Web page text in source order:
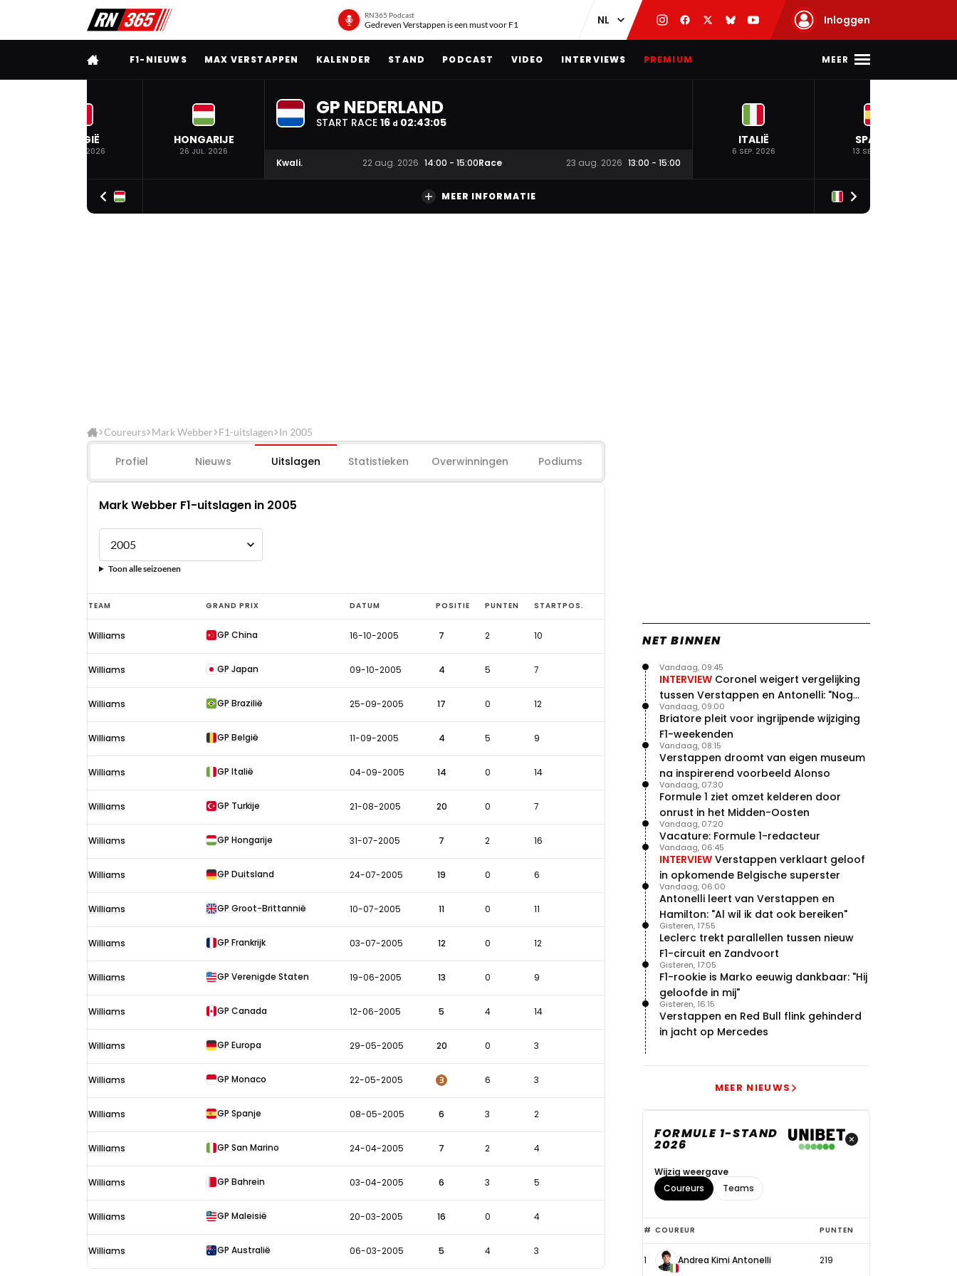
RN365 Podcast
Gedreven Verstappen is een must voor F1 Inloggen
VOLLEDIG MENU
F1-NIEUWS MAX VERSTAPPEN KALENDER STAND PODCAST VIDEO INTERVIEWS PREMIUM MEER
BELGIË
19 JUL. 2026
HONGARIJE
26 JUL. 2026
GP NEDERLAND
START RACE 16 d 02:43:04
Kwali. 22 aug. 2026 14:00 - 15:00Race 23 aug. 2026 13:00 - 15:00
ITALIË
6 SEP. 2026
SPANJE
13 SEP. 2026
MEER INFORMATIE
Coureurs Mark Webber F1-uitslagen In 2005
Profiel Nieuws Uitslagen Statistieken Overwinningen Podiums
Mark Webber F1-uitslagen in 2005
Toon alle seizoenen
Mark
Webber
F1-
uitslagen
2005
TEAM GRAND PRIX DATUM POSITIE PUNTEN STARTPOS.
Williams GP China 16-10-2005 7 2 10
Williams GP Japan 09-10-2005 4 5 7
Williams GP Brazilië 25-09-2005 17 0 12
Williams GP België 11-09-2005 4 5 9
Williams GP Italië 04-09-2005 14 0 14
Williams GP Turkije 21-08-2005 20 0 7
Williams GP Hongarije 31-07-2005 7 2 16
Williams GP Duitsland 24-07-2005 19 0 6
Williams GP Groot-Brittannië 10-07-2005 11 0 11
Williams GP Frankrijk 03-07-2005 12 0 12
Williams GP Verenigde Staten 19-06-2005 13 0 9
Williams GP Canada 12-06-2005 5 4 14
Williams GP Europa 29-05-2005 20 0 3
Williams GP Monaco 22-05-2005 3 6 3
Williams GP Spanje 08-05-2005 6 3 2
Williams GP San Marino 24-04-2005 7 2 4
Williams GP Bahrein 03-04-2005 6 3 5
Williams GP Maleisië 20-03-2005 16 0 4
Williams GP Australië 06-03-2005 5 4 3
NET BINNEN
INTERVIEW Coronel weigert vergelijking
tussen Verstappen en Antonelli: "Nog
niet dat niveau"
Vandaag, 09:45
Briatore pleit voor ingrijpende wijziging
F1-weekenden
Vandaag, 09:00
Verstappen droomt van eigen museum
na inspirerend voorbeeld Alonso
Vandaag, 08:15
Formule 1 ziet omzet kelderen door
onrust in het Midden-Oosten
Vandaag, 07:30
Vacature: Formule 1-redacteur
Vandaag, 07:20
INTERVIEW Verstappen verklaart geloof
in opkomende Belgische superster
Vandaag, 06:45
Antonelli leert van Verstappen en
Hamilton: "Al wil ik dat ook bereiken"
Vandaag, 06:00
Leclerc trekt parallellen tussen nieuw
F1-circuit en Zandvoort
Gisteren, 17:55
F1-rookie is Marko eeuwig dankbaar: "Hij
geloofde in mij"
Gisteren, 17:05
Verstappen en Red Bull flink gehinderd
in jacht op Mercedes
Gisteren, 16:15
MEER NIEUWS
FORMULE 1-STAND
2026
Wijzig weergave
Coureurs
Teams
Top
6
coureurs
# COUREUR PUNTEN
1 Andrea Kimi Antonelli 219